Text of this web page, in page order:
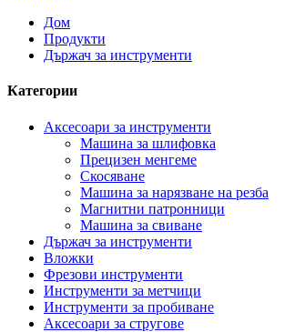
Дом
Продукти
Държач за инструменти
Категории
Аксесоари за инструменти
Машина за шлифовка
Прецизен менгеме
Скосяване
Машина за нарязване на резба
Магнитни патронници
Машина за свиване
Държач за инструменти
Вложки
Фрезови инструменти
Инструменти за метчици
Инструменти за пробиване
Аксесоари за стругове